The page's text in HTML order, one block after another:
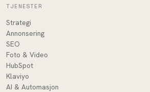
TJENESTER
Strategi
Annonsering
SEO
Foto & Video
HubSpot
Klaviyo
AI & Automasjon